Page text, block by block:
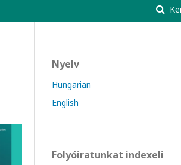
Nyelv
Hungarian
English
Folyóiratunkat indexeli